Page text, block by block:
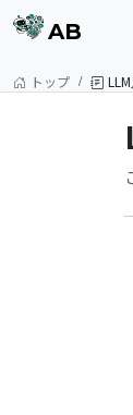
AB
トップ